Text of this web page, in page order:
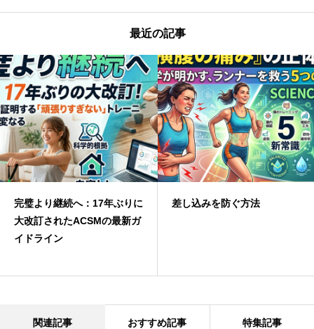
最近の記事
完璧より継続へ：17年ぶりに
大改訂されたACSMの最新ガ
イドライン
差し込みを防ぐ方法
関連記事 おすすめ記事 特集記事